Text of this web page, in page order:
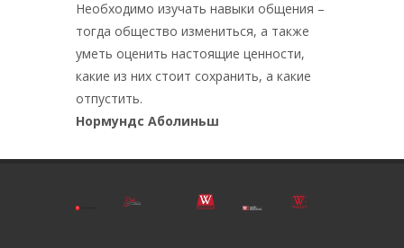
Необходимо изучать навыки общения –
тогда общество измениться, а также
уметь оценить настоящие ценности,
какие из них стоит сохранить, а какие
отпустить.
Нормундс Аболиньш